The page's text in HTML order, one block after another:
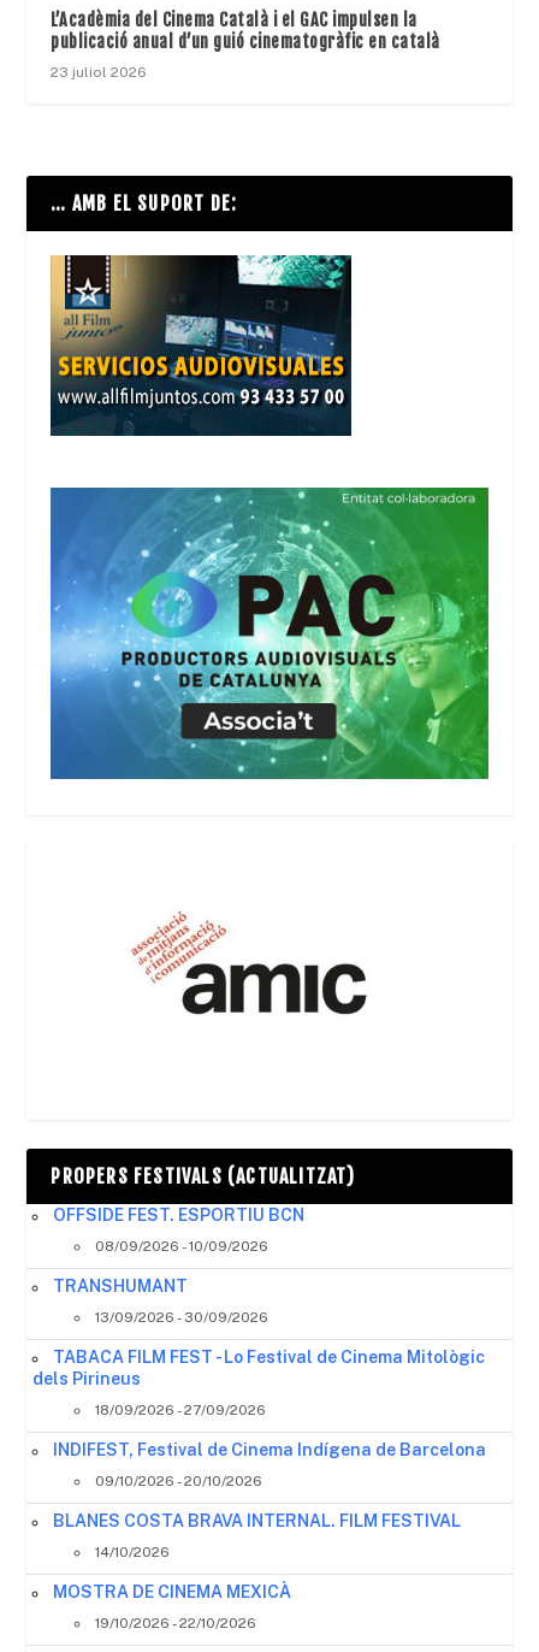
L’Acadèmia del Cinema Català i el GAC impulsen la
publicació anual d’un guió cinematogràfic en català
23 juliol 2026
… AMB EL SUPORT DE:
PROPERS FESTIVALS (ACTUALITZAT)
OFFSIDE FEST. ESPORTIU BCN
08/09/2026 - 10/09/2026
TRANSHUMANT
13/09/2026 - 30/09/2026
TABACA FILM FEST - Lo Festival de Cinema Mitològic
dels Pirineus
18/09/2026 - 27/09/2026
INDIFEST, Festival de Cinema Indígena de Barcelona
09/10/2026 - 20/10/2026
BLANES COSTA BRAVA INTERNAL. FILM FESTIVAL
14/10/2026
MOSTRA DE CINEMA MEXICÀ
19/10/2026 - 22/10/2026